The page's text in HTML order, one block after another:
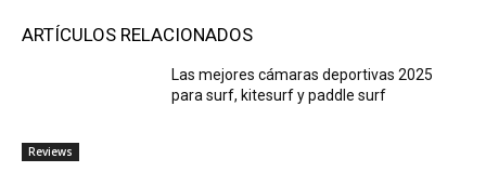
ARTÍCULOS RELACIONADOS
Reviews
Las mejores cámaras deportivas 2025
para surf, kitesurf y paddle surf